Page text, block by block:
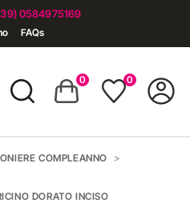
0584975169
FAQs
0 0
COMPLEANNO
DORATO INCISO